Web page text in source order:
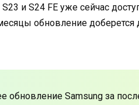
и S24 FE уже сейчас
обновление доберется
обновление Samsung за